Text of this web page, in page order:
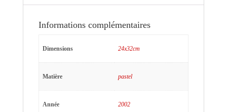
Informations complémentaires
Dimensions 24x32cm
Matière pastel
Année 2002